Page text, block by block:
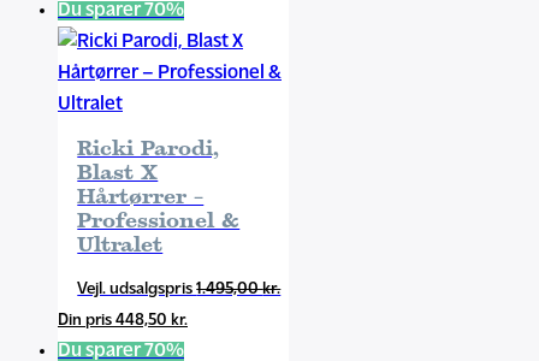
Du sparer 70%
Ricki Parodi,
Blast X
Hårtørrer –
Professionel &
Ultralet
1.495,00kr.Den
448,50 kr.Den
Du sparer 70%